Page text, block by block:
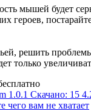
мышей будет
героев,
решить
только
1.0.1 Скачано: 15
чего вам не хватает